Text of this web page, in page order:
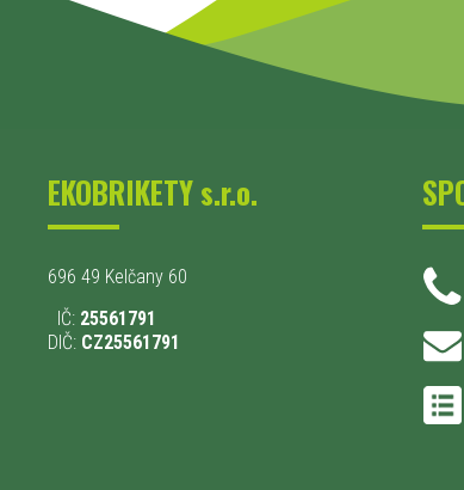
EKOBRIKETY s.r.o.
696 49 Kelčany 60
IČ: 25561791
DIČ: CZ25561791